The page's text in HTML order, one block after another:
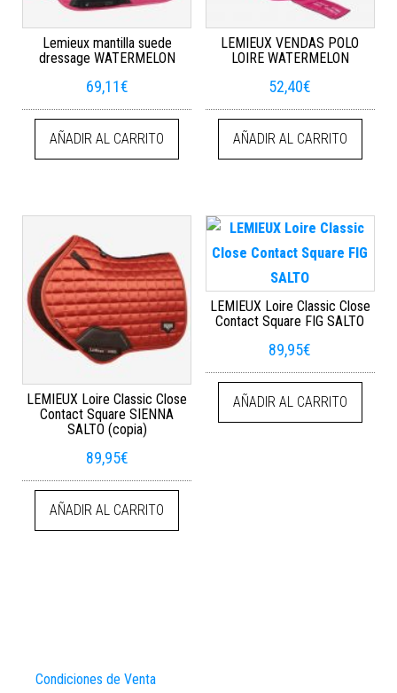
Lemieux mantilla suede
dressage WATERMELON
69,11€
AÑADIR AL CARRITO
LEMIEUX VENDAS POLO
LOIRE WATERMELON
52,40€
AÑADIR AL CARRITO
LEMIEUX Loire Classic Close
Contact Square SIENNA
SALTO (copia)
89,95€
AÑADIR AL CARRITO
LEMIEUX Loire Classic Close
Contact Square FIG SALTO
89,95€
AÑADIR AL CARRITO
Condiciones de Venta